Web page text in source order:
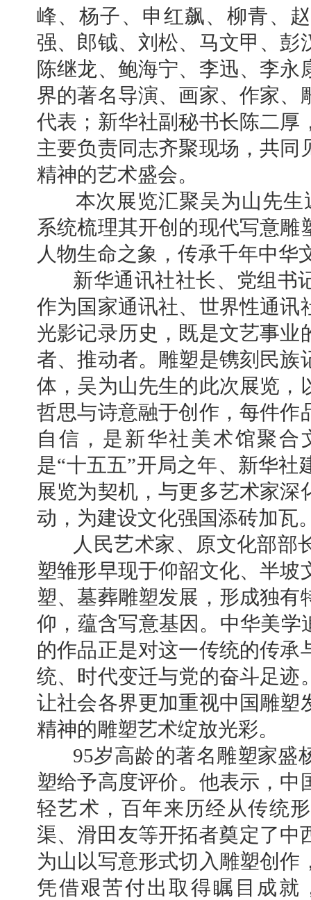
峰、杨子、申红飙、柳青、
强、郎钺、刘松、马文甲、彭
陈继龙、鲍海宁、李迅、李
界的著名导演、画家、作家、
代表；新华社副秘书长陈二厚
主要负责同志齐聚现场，共
精神的艺术盛会。
本次展览汇聚吴为山先生
系统梳理其开创的现代写意
人物生命之象，传承千年中华
新华通讯社社长、党组书
作为国家通讯社、世界性通讯
光影记录历史，既是文艺事业
者、推动者。雕塑是镌刻民族
体，吴为山先生的此次展览，
哲思与诗意融于创作，每件作
自信，是新华社美术馆聚
是“十五五”开局之年、新华社
展览为契机，与更多艺术家
动，为建设文化强国添砖加瓦
人民艺术家、原文化部部
塑雏形早现于仰韶文化、半坡
塑、墓葬雕塑发展，形成独有
仰，蕴含写意基因。中华美学
的作品正是对这一传统的传
统、时代变迁与党的奋斗足迹
让社会各界更加重视中国雕塑
精神的雕塑艺术绽放光彩。
95岁高龄的著名雕塑家盛
塑给予高度评价。他表示，中
轻艺术，百年来历经从传统
渠、滑田友等开拓者奠定了中
为山以写意形式切入雕塑创
凭借艰苦付出取得瞩目成就